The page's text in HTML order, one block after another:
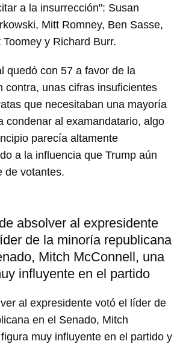
a la insurrección": Susan
Mitt Romney, Ben Sasse,
y Richard Burr.
quedó con 57 a favor de la
contra, unas cifras insuficientes
que necesitaban una mayoría
condenar al examandatario, algo
parecía altamente
a la influencia que Trump aún
de votantes.
absolver al expresidente
de la minoría republicana
Mitch McConnell, una
influyente en el partido
al expresidente votó el líder de
en el Senado, Mitch
muy influyente en el partido y